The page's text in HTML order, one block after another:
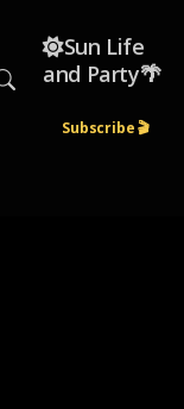
☀️Sun Life
and Party🌴
Subscribe 🎬